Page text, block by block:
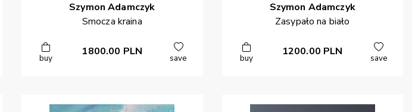
Szymon Adamczyk
Smocza kraina
buy
1800.00 PLN
save
Szymon Adamczyk
Zasypało na biało
buy
1200.00 PLN
save